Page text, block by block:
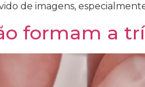
de imagens,
formam a